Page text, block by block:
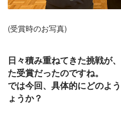
(受賞時のお写真)
日々積み重ねてきた挑戦が
た受賞だったのですね。
では今回、具体的にどのよ
ょうか？